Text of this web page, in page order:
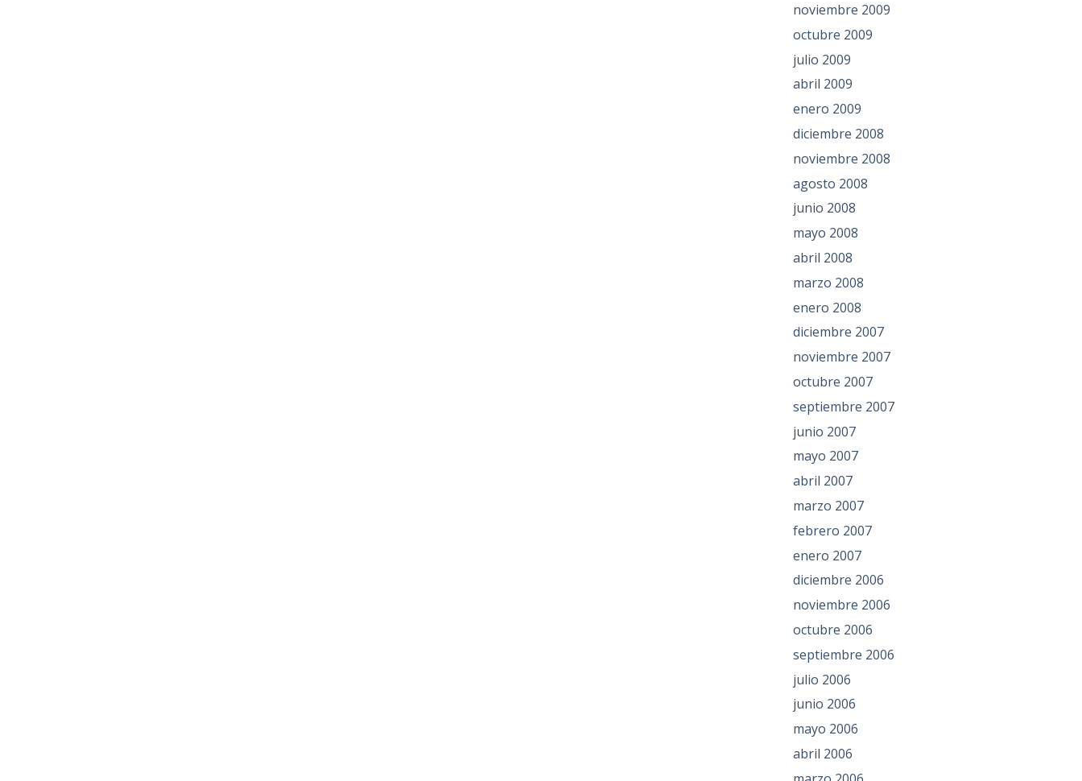
noviembre 2009
octubre 2009
julio 2009
abril 2009
enero 2009
diciembre 2008
noviembre 2008
agosto 2008
junio 2008
mayo 2008
abril 2008
marzo 2008
enero 2008
diciembre 2007
noviembre 2007
octubre 2007
septiembre 2007
junio 2007
mayo 2007
abril 2007
marzo 2007
febrero 2007
enero 2007
diciembre 2006
noviembre 2006
octubre 2006
septiembre 2006
julio 2006
junio 2006
mayo 2006
abril 2006